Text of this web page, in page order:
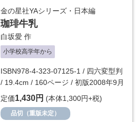
金の星社YAシリーズ・日本編
珈琲牛乳
白坂愛 作
小学校高学年から
ISBN978-4-323-07125-1 / 四六変型判
/ 19.4cm / 160ページ / 初版2008年9月
定価1,430円 (本体1,300円+税)
品切（重版未定）